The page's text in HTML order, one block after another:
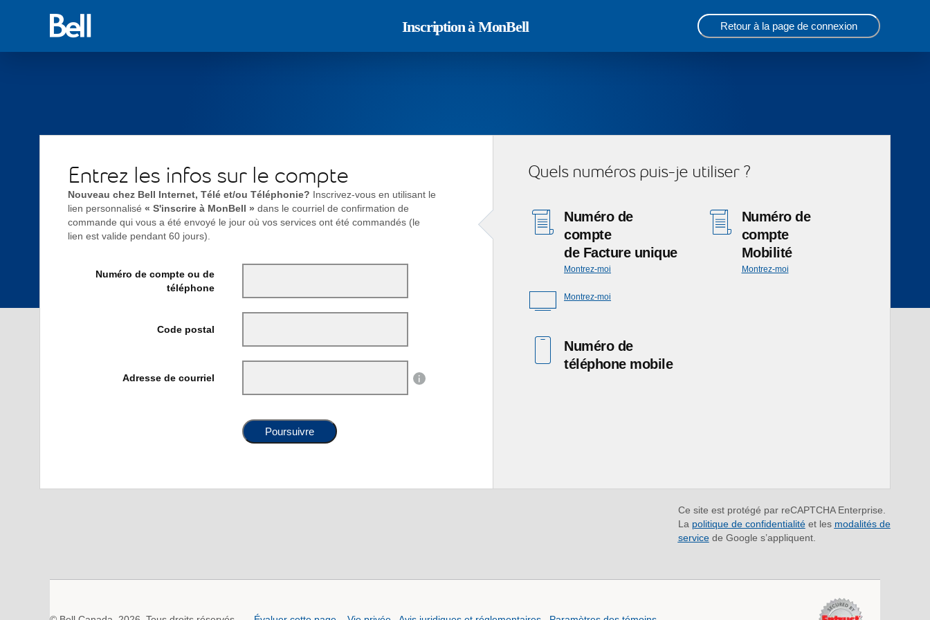
à
Inscription à MonBell Retour à la page de connexion
Entrez les infos sur le compte
Nouveau chez Bell Internet, Télé et/ou Téléphonie? Inscrivez-vous en utilisant le
lien personnalisé « S'inscrire à MonBell » dans le courriel de confirmation de
commande qui vous a été envoyé le jour où vos services ont été commandés (le
lien est valide pendant 60 jours).
Numéro de compte ou de
téléphone
Code postal
Adresse de courriel
Poursuivre
Quels numéros puis-je utiliser ?
Numéro de
compte
de Facture unique
Montrez-moi
Numéro de
compte
Mobilité
Montrez-moi
Montrez-moi
Numéro de
téléphone mobile
Ce site est protégé par reCAPTCHA Enterprise.
La politique de confidentialitéet les modalités de
servicede Google s’appliquent.